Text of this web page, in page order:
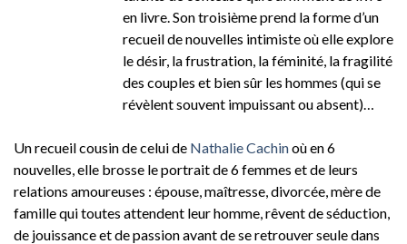
en livre. Son troisième prend la forme d’un
recueil de nouvelles intimiste où elle explore
le désir, la frustration, la féminité, la fragilité
des couples et bien sûr les hommes (qui se
révèlent souvent impuissant ou absent)…
Un recueil cousin de celui de Nathalie Cachinoù en 6
nouvelles, elle brosse le portrait de 6 femmes et de leurs
relations amoureuses : épouse, maîtresse, divorcée, mère de
famille qui toutes attendent leur homme, rêvent de séduction,
de jouissance et de passion avant de se retrouver seule dans